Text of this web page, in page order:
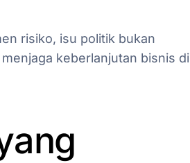
risiko, isu politik bukan
keberlanjutan bisnis di